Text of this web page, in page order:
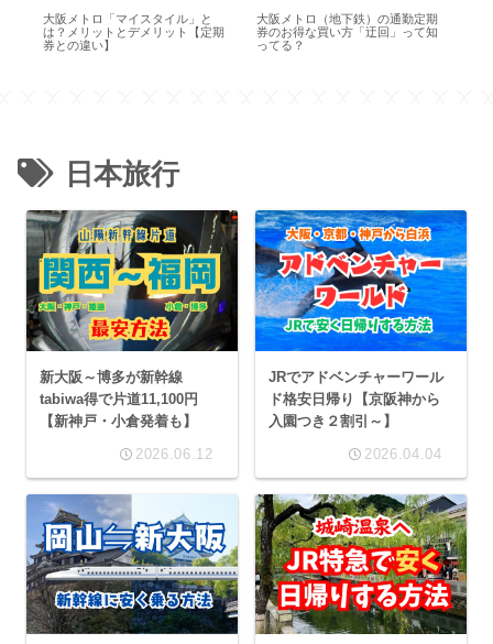
大阪メトロ「マイスタイル」と
は？メリットとデメリット【定期
券との違い】
大阪メトロ（地下鉄）の通勤定期
券のお得な買い方「迂回」って知
ってる？
日本旅行
新大阪～博多が新幹線
tabiwa得で片道11,100円
【新神戸・小倉発着も】
2026.06.12
JRでアドベンチャーワール
ド格安日帰り【京阪神から
入園つき２割引～】
2026.04.04